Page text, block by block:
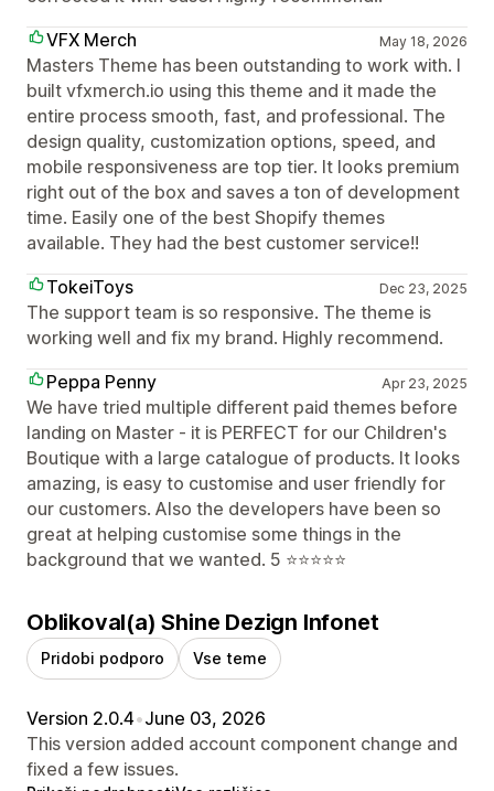
VFX Merch
May 18, 2026
Masters Theme has been outstanding to work with. I
built vfxmerch.io using this theme and it made the
entire process smooth, fast, and professional. The
design quality, customization options, speed, and
mobile responsiveness are top tier. It looks premium
right out of the box and saves a ton of development
time. Easily one of the best Shopify themes
available. They had the best customer service!!
TokeiToys
Dec 23, 2025
The support team is so responsive. The theme is
working well and fix my brand. Highly recommend.
Peppa Penny
Apr 23, 2025
We have tried multiple different paid themes before
landing on Master - it is PERFECT for our Children's
Boutique with a large catalogue of products. It looks
amazing, is easy to customise and user friendly for
our customers. Also the developers have been so
great at helping customise some things in the
background that we wanted. 5 ⭐️⭐️⭐️⭐️⭐️
Oblikoval(a) Shine Dezign Infonet
Pridobi podporo Vse teme
Version 2.0.4•June 03, 2026
This version added account component change and
fixed a few issues.